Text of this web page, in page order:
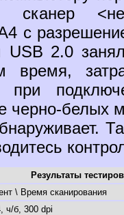
сканер
с
USB 2.0
время,
при
черно-белых
Результаты
\ Время сканирования
ч/б, 300 dpi